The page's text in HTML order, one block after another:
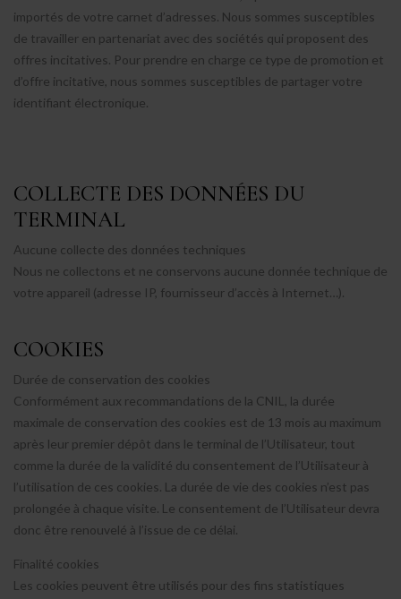
importés de votre carnet d’adresses. Nous sommes susceptibles
de travailler en partenariat avec des sociétés qui proposent des
offres incitatives. Pour prendre en charge ce type de promotion et
d’offre incitative, nous sommes susceptibles de partager votre
identifiant électronique.
COLLECTE DES DONNÉES DU
TERMINAL
Aucune collecte des données techniques
Nous ne collectons et ne conservons aucune donnée technique de
votre appareil (adresse IP, fournisseur d’accès à Internet…).
COOKIES
Durée de conservation des cookies
Conformément aux recommandations de la CNIL, la durée
maximale de conservation des cookies est de 13 mois au maximum
après leur premier dépôt dans le terminal de l’Utilisateur, tout
comme la durée de la validité du consentement de l’Utilisateur à
l’utilisation de ces cookies. La durée de vie des cookies n’est pas
prolongée à chaque visite. Le consentement de l’Utilisateur devra
donc être renouvelé à l’issue de ce délai.
Finalité cookies
Les cookies peuvent être utilisés pour des fins statistiques